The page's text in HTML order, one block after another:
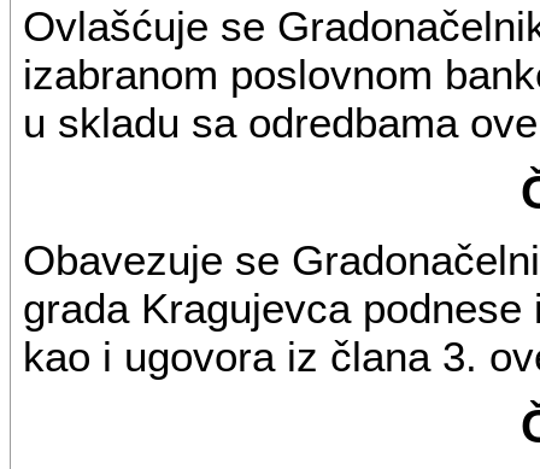
Ovlašćuje se
izabranom poslovnom
u skladu sa odredbama
Obavezuje se
grada Kragujevca
kao i ugovora iz člana 3.